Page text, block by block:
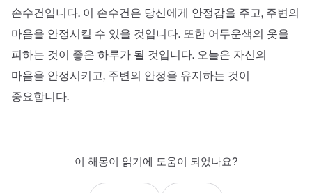
손수건입니다. 이 손수건은 당신에게 안정감을 주고, 주변의
마음을 안정시킬 수 있을 것입니다. 또한 어두운색의 옷을
피하는 것이 좋은 하루가 될 것입니다. 오늘은 자신의
마음을 안정시키고, 주변의 안정을 유지하는 것이
중요합니다.
이 해몽이 읽기에 도움이 되었나요?